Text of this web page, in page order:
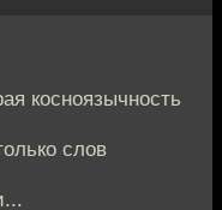
косноязычность
слов